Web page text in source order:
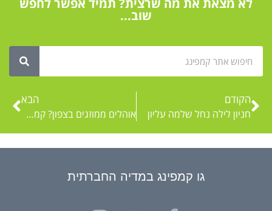
לא מצאת את מה שרצית? תמיד אפשר לחפש
שוב...
הקודם
חניון לילה נחל שלמה עליון
הבא
אוהלים ממוזגים בצפון? קמפינג חמת גדר
גו קמפינג במדיה החברתית